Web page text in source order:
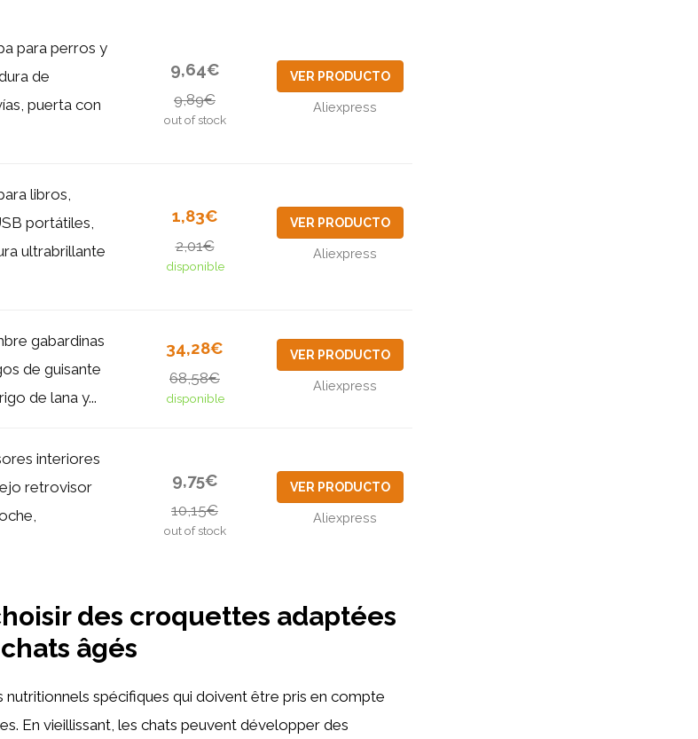
para perros y
de
puerta con
9,64€
9,89€
out of stock
VER PRODUCTO
Aliexpress
libros,
portátiles,
ultrabrillante
1,83€
2,01€
disponible
VER PRODUCTO
Aliexpress
gabardinas
de guisante
de lana y...
34,28€
68,58€
disponible
VER PRODUCTO
Aliexpress
interiores
retrovisor
9,75€
10,15€
out of stock
VER PRODUCTO
Aliexpress
des croquettes adaptées
âgés
nutritionnels spécifiques qui doivent être pris en compte
En vieillissant, les chats peuvent développer des